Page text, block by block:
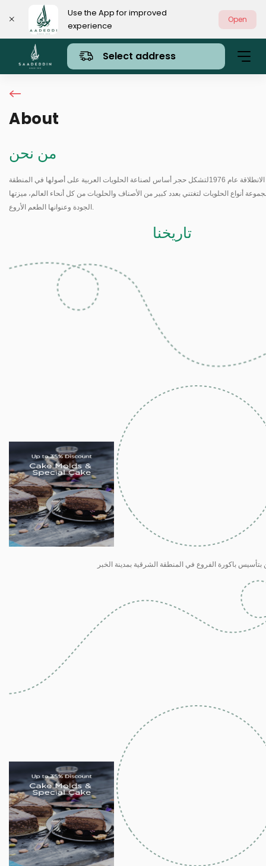
Use the App for improved
experience
Open
Select address
About
من نحن
من قلب المملكة كانت الانطلاقة عام 1976لتشكل حجر أساس لصناعة الحلويات العربية على أصولها في المنطقة
أنواع الحلويات لتغتني بعدد كبير من الأصناف والحلويات من كل أنحاء العالم، ميزتها
الجودة وعنوانها الطعم الأروع.
تاريخنا
بتأسيس باكورة الفروع في المنطقة الشرقية بمدينة الخبر